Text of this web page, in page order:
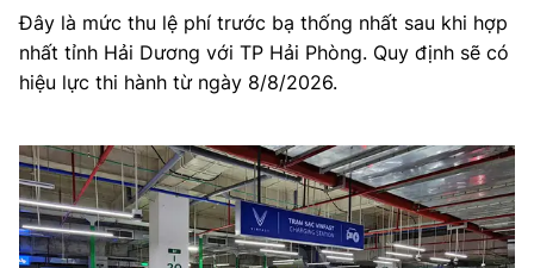
Đây là mức thu lệ phí trước bạ thống nhất sau khi hợp
nhất tỉnh Hải Dương với TP Hải Phòng. Quy định sẽ có
hiệu lực thi hành từ ngày 8/8/2026.